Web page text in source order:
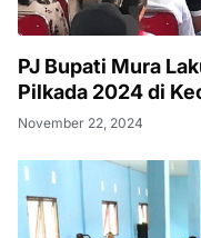
PJ Bupati Mura
Pilkada 2024 di
November 22, 2024